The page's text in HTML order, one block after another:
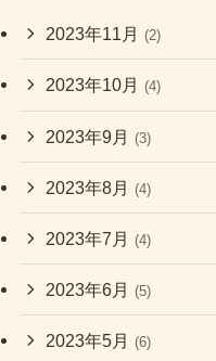
2023年11月 (2)
2023年10月 (4)
2023年9月 (3)
2023年8月 (4)
2023年7月 (4)
2023年6月 (5)
2023年5月 (6)